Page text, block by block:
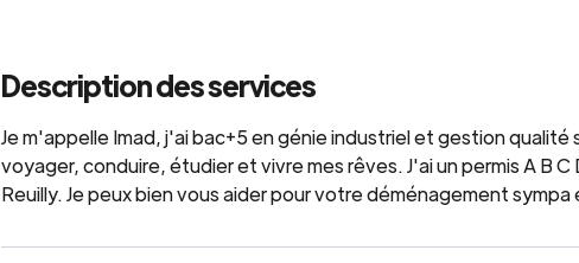
Description des services
Je m'appelle Imad, j'ai bac+5 en génie industriel et gestion
voyager, conduire, étudier et vivre mes rêves. J'ai un permis A B
Reuilly. Je peux bien vous aider pour votre déménagement